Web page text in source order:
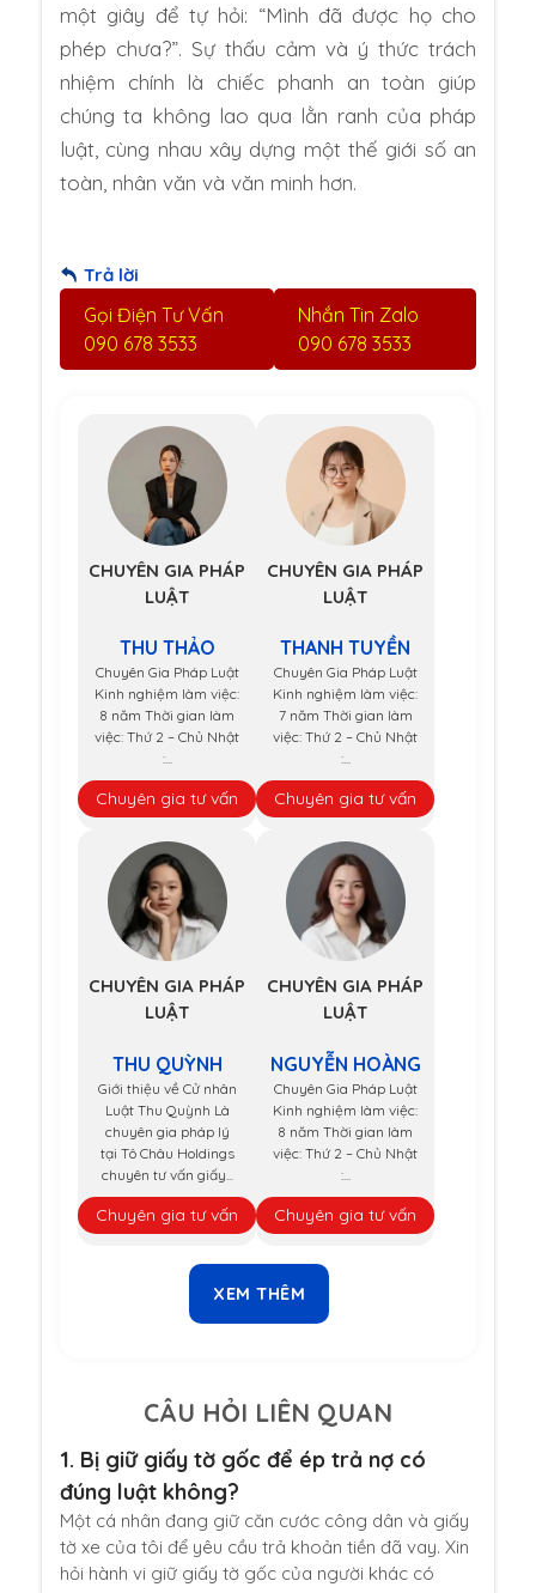
một giây để tự hỏi: “Mình đã được họ cho
phép chưa?”. Sự thấu cảm và ý thức trách
nhiệm chính là chiếc phanh an toàn giúp
chúng ta không lao qua lằn ranh của pháp
luật, cùng nhau xây dựng một thế giới số an
toàn, nhân văn và văn minh hơn.
Trả lời
Gọi Điện Tư Vấn
090 678 3533
Nhắn Tin Zalo
090 678 3533
CHUYÊN GIA PHÁP
LUẬT
THU THẢO
Chuyên Gia Pháp Luật
Kinh nghiệm làm việc:
8 năm Thời gian làm
việc: Thứ 2 – Chủ Nhật
:...
Chuyên gia tư vấn
CHUYÊN GIA PHÁP
LUẬT
THANH TUYỀN
Chuyên Gia Pháp Luật
Kinh nghiệm làm việc:
7 năm Thời gian làm
việc: Thứ 2 – Chủ Nhật
:...
Chuyên gia tư vấn
CHUYÊN GIA PHÁP
LUẬT
THU QUỲNH
Giới thiệu về Cử nhân
Luật Thu Quỳnh Là
chuyên gia pháp lý
tại Tô Châu Holdings
chuyên tư vấn giấy...
Chuyên gia tư vấn
CHUYÊN GIA PHÁP
LUẬT
NGUYỄN HOÀNG
Chuyên Gia Pháp Luật
Kinh nghiệm làm việc:
8 năm Thời gian làm
việc: Thứ 2 – Chủ Nhật
:...
Chuyên gia tư vấn
XEM THÊM
CÂU HỎI LIÊN QUAN
1. Bị giữ giấy tờ gốc để ép trả nợ có
đúng luật không?
Một cá nhân đang giữ căn cước công dân và giấy
tờ xe của tôi để yêu cầu trả khoản tiền đã vay. Xin
hỏi hành vi giữ giấy tờ gốc của người khác có